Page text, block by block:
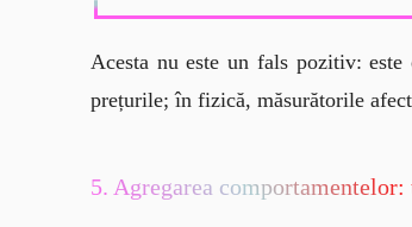
Acesta nu este un fals pozitiv:
prețurile; în fizică, măsurătorile
5. Agregarea